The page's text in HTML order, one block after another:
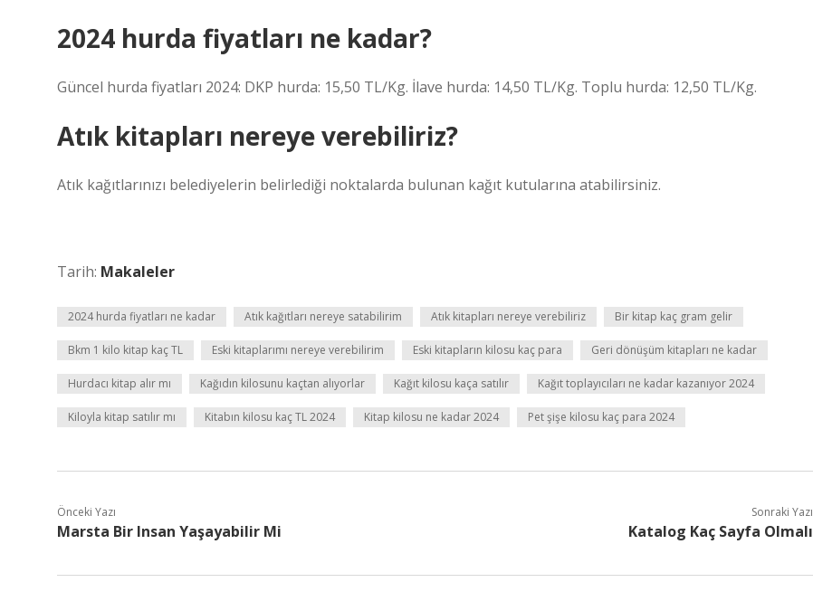
2024 hurda fiyatları ne kadar?
Güncel hurda fiyatları 2024: DKP hurda: 15,50 TL/Kg. İlave hurda: 14,50 TL/Kg. Toplu hurda: 12,50 TL/Kg.
Atık kitapları nereye verebiliriz?
Atık kağıtlarınızı belediyelerin belirlediği noktalarda bulunan kağıt kutularına atabilirsiniz.
Tarih: Makaleler
2024 hurda fiyatları ne kadar Atık kağıtları nereye satabilirim Atık kitapları nereye verebiliriz Bir kitap kaç gram gelir
Bkm 1 kilo kitap kaç TL Eski kitaplarımı nereye verebilirim Eski kitapların kilosu kaç para Geri dönüşüm kitapları ne kadar
Hurdacı kitap alır mı Kağıdın kilosunu kaçtan alıyorlar Kağıt kilosu kaça satılır Kağıt toplayıcıları ne kadar kazanıyor 2024
Kiloyla kitap satılır mı Kitabın kilosu kaç TL 2024 Kitap kilosu ne kadar 2024 Pet şişe kilosu kaç para 2024
Önceki Yazı
Marsta Bir Insan Yaşayabilir Mi
Sonraki Yazı
Katalog Kaç Sayfa Olmalı